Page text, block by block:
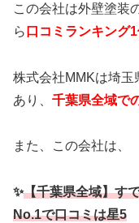
この会社は外壁塗装
ら 口コミランキング
株式会社MMKは埼
あり、 千葉県全域で
また、この会社は、
✨【千葉県全域】す
No.1で口コミは星5